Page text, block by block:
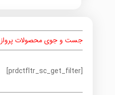
جست و جوی محصولات پرواز
[prdctfltr_sc_get_filter]